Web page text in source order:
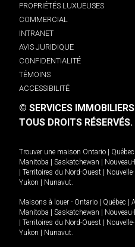
PROPRIÉTÉS LUXUEUSES
COMMERCIAL
INTRANET
AVIS JURIDIQUE
CONFIDENTIALITÉ
TÉMOINS
ACCESSIBILITÉ
© SERVICES
TOUS DROITS RÉSERVÉS.
Trouver une maison Ontario | Québec
Manitoba | Saskatchewan |
| Territoires du Nord-Ouest |
Yukon | Nunavut
Maisons à louer - Ontario | Québec |
Manitoba | Saskatchewan |
| Territoires du Nord-Ouest |
Yukon | Nunavut